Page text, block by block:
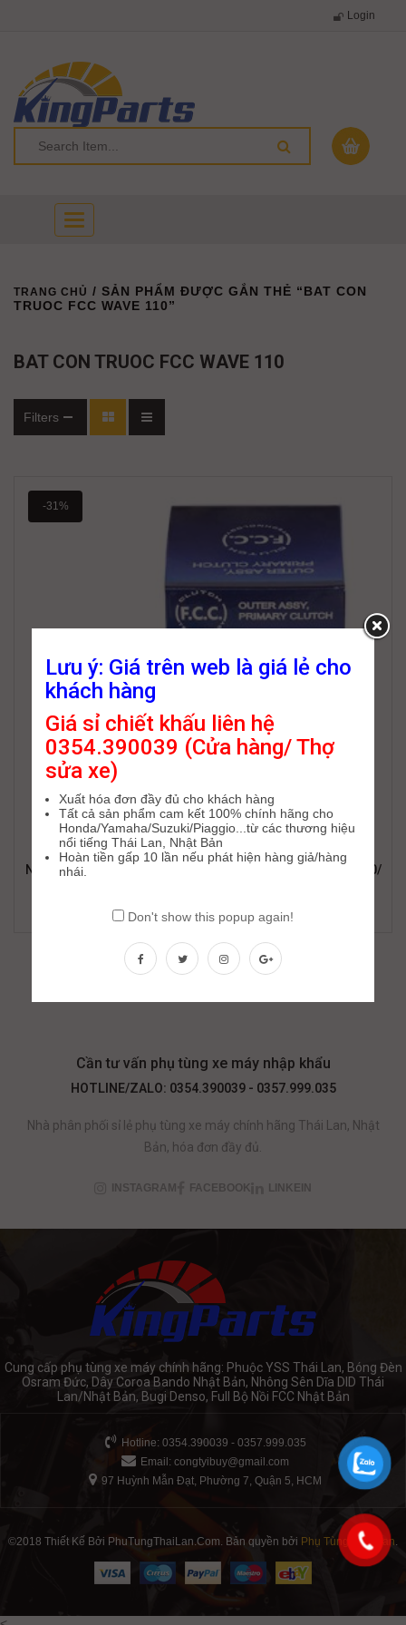
Login
Toggle
navigation
TRANG CHỦ / SẢN PHẨM ĐƯỢC GẮN THẺ “BAT CON
TRUOC FCC WAVE 110”
BAT CON TRUOC FCC WAVE 110
Filters
-31%
NHÔNG NỒI NHỎ( CHUÔNG) TRƯỚC FCC WAVE 110/ WAS110/
445,000
308,000 ₫
Cần tư vấn phụ tùng xe máy nhập khẩu
HOTLINE/ZALO: 0354.390039 - 0357.999.035
Nhà phân phối sỉ lẻ phụ tùng xe máy chính hãng Thái Lan, Nhật
Bản, hóa đơn đầy đủ.
INSTAGRAM FACEBOOK LINKEIN
Cung cấp phụ tùng xe máy chính hãng: Phuộc YSS Thái Lan, Bóng Đèn
Osram Đức, Dây Coroa Bando Nhật Bản, Nhông Sên Dĩa DID Thái
Lan/Nhật Bản, Bugi Denso, Full Bộ Nồi FCC Nhật Bản
Hotline: 0354.390039 - 0357.999.035
Email: congtyibuy@gmail.com
97 Huỳnh Mẫn Đạt, Phường 7, Quận 5, HCM
©2018 Thiết Kế Bởi PhuTungThaiLan.Com. Bản quyền bởi Phụ Tùng Thái Lan.
Lưu ý: Giá trên web là giá lẻ cho
khách hàng
Giá sỉ chiết khấu liên hệ
0354.390039 (Cửa hàng/ Thợ
sửa xe)
Xuất hóa đơn đầy đủ cho khách hàng
Tất cả sản phẩm cam kết 100% chính hãng cho
Honda/Yamaha/Suzuki/Piaggio...từ các thương hiệu
nổi tiếng Thái Lan, Nhật Bản
Hoàn tiền gấp 10 lần nếu phát hiện hàng giả/hàng
nhái.
Don't show this popup again!